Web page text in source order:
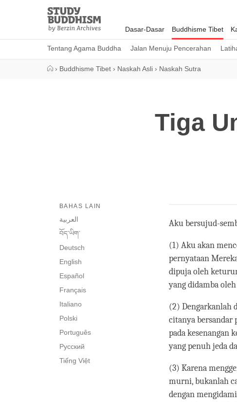
Study
Buddhism
Home
Dasar-Dasar Buddhisme Tibet
Tentang Agama Buddha Jalan Menuju Pencerahan
› Buddhisme Tibet › Naskah Asli › Naskah Sutra
Tiga
BAHAS LAIN
العربية
བོད་ཡིག་
Deutsch
English
Español
Français
Italiano
Polski
Português
Русский
Tiếng Việt
Aku bersujud-
(1) Aku akan
pernyataan
dipuja oleh
yang didamba
(2) Dengarkanlah
citanya bersandar
pada kesenangan
yang penuh jeda
(3) Karena
murni, bukanlah
dengan